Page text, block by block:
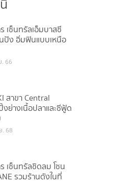
เซ็นทรัลเอ็มบาสซี
ปัง อิ่มฟินแบบเหนือ
. 66
สาขา Central
งย่างเนื้อปลาและซีฟู้ด
. 68
เซ็นทรัลชิดลม โซน
รวมร้านดังในที่